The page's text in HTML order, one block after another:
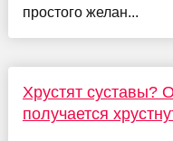
простого желан...
Хрустят суставы?
получается